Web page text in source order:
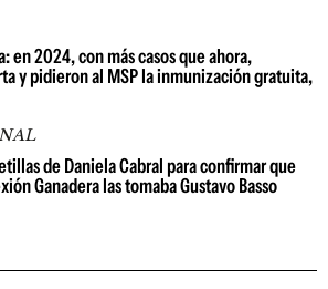
en 2024, con más casos que ahora,
y pidieron al MSP la inmunización gratuita,
de Daniela Cabral para confirmar que
Ganadera las tomaba Gustavo Basso